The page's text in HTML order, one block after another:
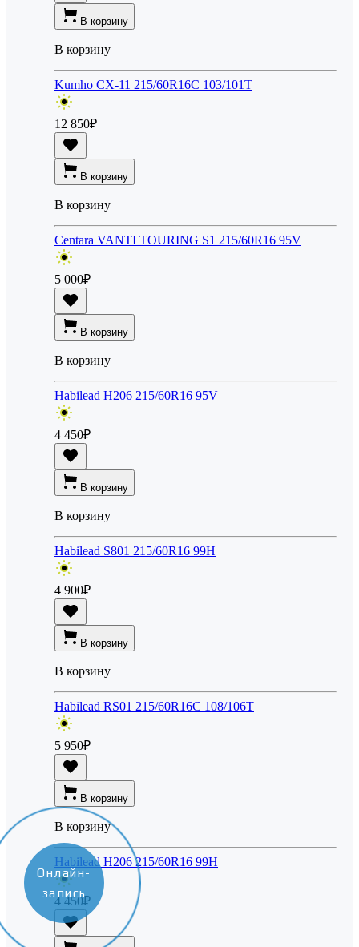
В корзину
В корзину
Kumho CX-11 215/60R16C 103/101T
12 850₽
В корзину
В корзину
Centara VANTI TOURING S1 215/60R16 95V
5 000₽
В корзину
В корзину
Habilead H206 215/60R16 95V
4 450₽
В корзину
В корзину
Habilead S801 215/60R16 99H
4 900₽
В корзину
В корзину
Habilead RS01 215/60R16C 108/106T
5 950₽
В корзину
В корзину
Habilead H206 215/60R16 99H
4 450₽
Онлайн-
запись